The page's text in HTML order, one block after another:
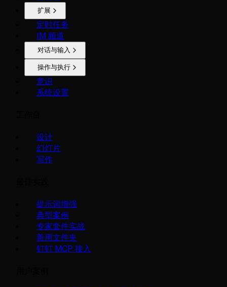
扩展
定时任务
IM 频道
对话与输入
操作与执行
意识
系统设置
设计
幻灯片
写作
提示词增强
典型案例
专家套件实战
善用文件夹
钉钉 MCP 接入